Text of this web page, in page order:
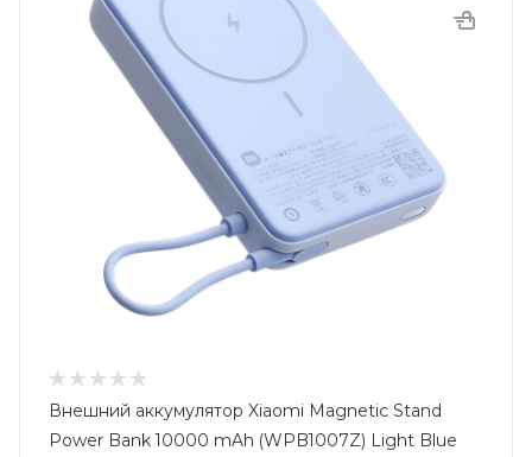
Внешний аккумулятор Xiaomi Magnetic Stand
Power Bank 10000 mAh (WPB1007Z) Light Blue